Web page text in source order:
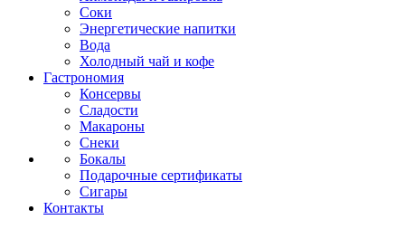
Соки
Энергетические напитки
Вода
Холодный чай и кофе
Гастрономия
Консервы
Сладости
Макароны
Снеки
Бокалы
Подарочные сертификаты
Сигары
Контакты